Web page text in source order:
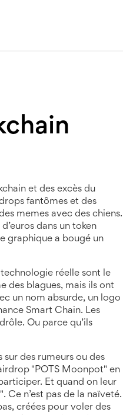
et des excès du
fantômes et des
memes avec des chiens.
dans un token
graphique a bougé un
réelle sont le
des blagues, mais ils ont
un nom absurde, un logo
Smart Chain. Les
Ou parce qu’ils
des rumeurs ou des
"POTS Moonpot" en
Et quand on leur
Ce n’est pas de la naïveté.
créées pour voler des